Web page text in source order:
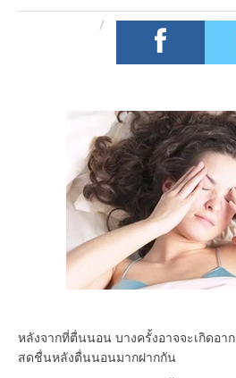
หลังจากที่ตื่นนอน บางครั้งอาจจะเกิดอา
สดชื่นหลังตื่นนอนมากฝากกัน